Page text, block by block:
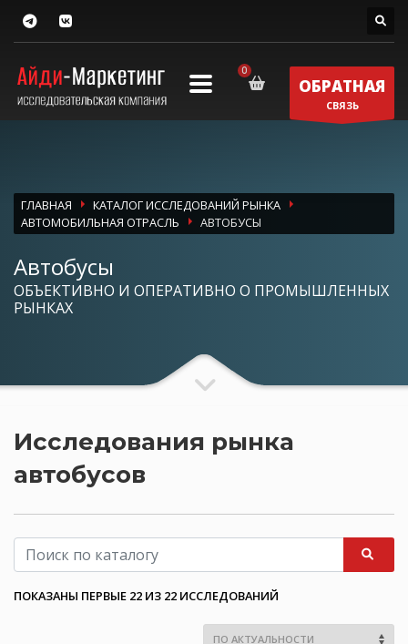
ОБРАТНАЯ
СВЯЗЬ
ГЛАВНАЯ
КАТАЛОГ ИССЛЕДОВАНИЙ РЫНКА
АВТОМОБИЛЬНАЯ ОТРАСЛЬ
АВТОБУСЫ
Автобусы
ОБЪЕКТИВНО И ОПЕРАТИВНО О ПРОМЫШЛЕННЫХ
РЫНКАХ
Исследования рынка
автобусов
ПОКАЗАНЫ ПЕРВЫЕ 22 ИЗ 22 ИССЛЕДОВАНИЙ